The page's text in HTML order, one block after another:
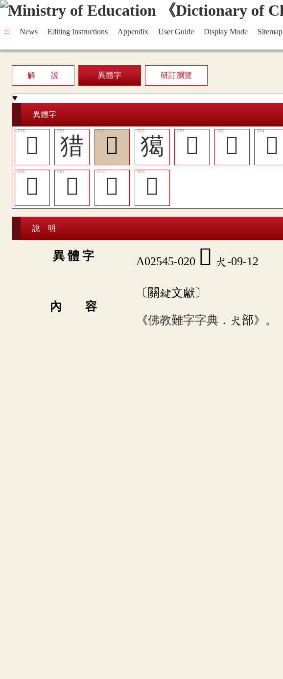
::: News Editing Instructions Appendix User Guide Display Mode Sitemap
解 說 異體字 研訂瀏覽
異體字
󳨑 猎 󳨓 獦 𤢪 󳨄 󳨅
󳨏
󳨉 󳨍 󳨎
說 明
異 體 字 A02545-020 󳨓 犬-09-12
內 容
〔關鍵文獻〕
《佛教難字字典 ．犬部》。